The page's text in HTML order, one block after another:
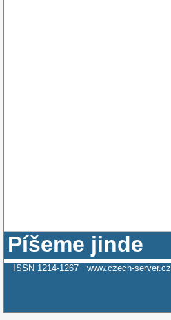
Píšeme jinde
ISSN 1214-1267 www.czech-server.cz